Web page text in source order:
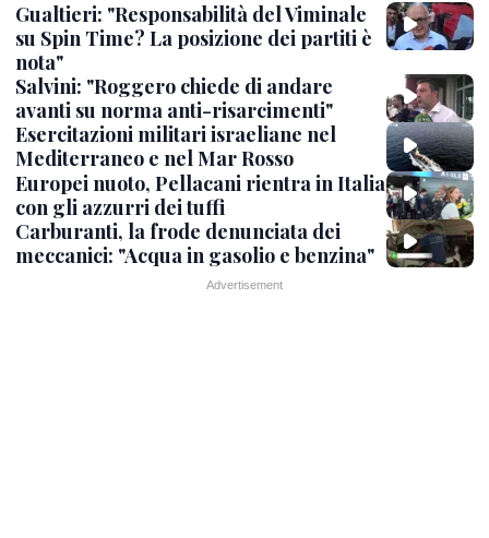
Gualtieri: "Responsabilità del Viminale
su Spin Time? La posizione dei partiti è
nota"
Salvini: "Roggero chiede di andare
avanti su norma anti-risarcimenti"
Esercitazioni militari israeliane nel
Mediterraneo e nel Mar Rosso
Europei nuoto, Pellacani rientra in Italia
con gli azzurri dei tuffi
Carburanti, la frode denunciata dei
meccanici: "Acqua in gasolio e benzina"